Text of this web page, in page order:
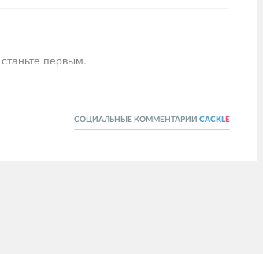
первым.
СОЦИАЛЬНЫЕ КОММЕНТАРИИ CACKLE